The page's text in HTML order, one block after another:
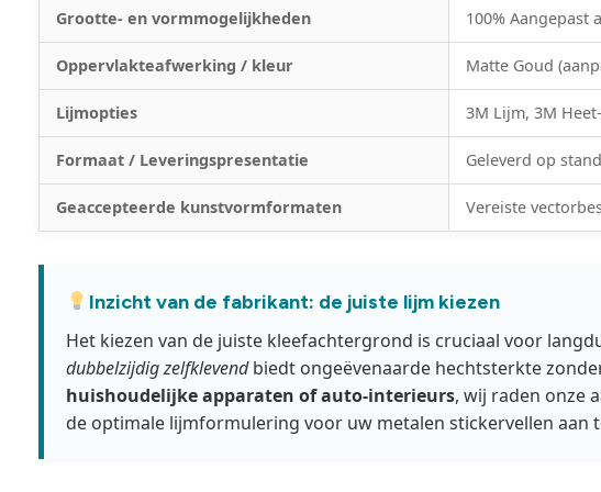
Grootte- en vormmogelijkheden 100%
Oppervlakteafwerking / kleur Matte Goud
Lijmopties 3M Lijm, 3M
Formaat / Leveringspresentatie Geleverd op
Geaccepteerde kunstvormformaten Vereiste
Inzicht van de fabrikant: de juiste lijm kiezen
Het kiezen van de juiste kleefachtergrond is cruciaal voor
dubbelzijdig zelfklevendbiedt ongeëvenaarde hechtsterkte
huishoudelijke apparaten of auto-interieurs, wij raden onze
de optimale lijmformulering voor uw metalen stickervellen aan